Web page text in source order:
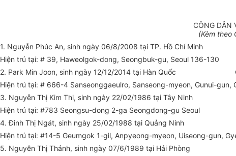
CÔNG DÂN
(Kèm theo
1. Nguyễn Phúc An, sinh ngày 06/8/2008 tại TP. Hồ Chí Minh
Hiện trú tại: # 39, Haweolgok-dong, Seongbuk-gu, Seoul 136-130
2. Park Min Joon, sinh ngày 12/12/2014 tại Hàn Quốc
Hiện trú tại: # 666-4 Sanseonggaeulro, Sanseong-myeon, Gunui-gun,
3. Nguyễn Thị Kim Thi, sinh ngày 22/02/1986 tại Tây Ninh
Hiện trú tại: #783 Seongsu-dong 2-ga Seongdong-gu Seoul
4. Đinh Thị Ngát, sinh ngày 25/02/1988 tại Quảng Ninh
Hiện trú tại: #14-5 Geumgok 1-gil, Anpyeong-myeon, Uiseong-gun,
5. Nguyễn Thị Thảnh, sinh ngày 07/6/1989 tại Hải Phòng